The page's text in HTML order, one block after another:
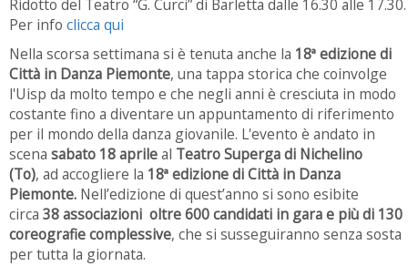
Ridotto del Teatro “G. Curci” di Barletta dalle 16.30 alle 17.30.
Per info clicca qui
Nella scorsa settimana si è tenuta anche la 18ª edizione di
Città in Danza Piemonte, una tappa storica che coinvolge
l'Uisp da molto tempo e che negli anni è cresciuta in modo
costante fino a diventare un appuntamento di riferimento
per il mondo della danza giovanile. L'evento è andato in
scena sabato 18 aprileal Teatro Superga di Nichelino
(To), ad accogliere la 18ª edizione di Città in Danza
Piemonte. Nell’edizione di quest’anno si sono esibite
circa 38 associazioni oltre 600 candidati in gara e più di 130
coreografie complessive, che si susseguiranno senza sosta
per tutta la giornata.